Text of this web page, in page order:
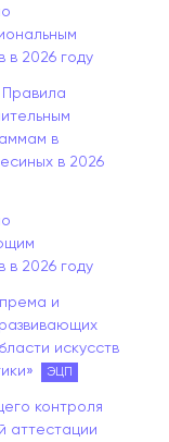
в 2026 году
Правила
в
в 2026
в 2026 году
и
искусств
ЭЦП
контроля
аттестации